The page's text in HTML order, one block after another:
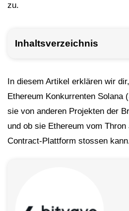
zu.
Inhaltsverzeichnis
In diesem Artikel erklären wir
Ethereum Konkurrenten Solana
sie von anderen Projekten der
und ob sie Ethereum vom
Contract-Plattform stossen